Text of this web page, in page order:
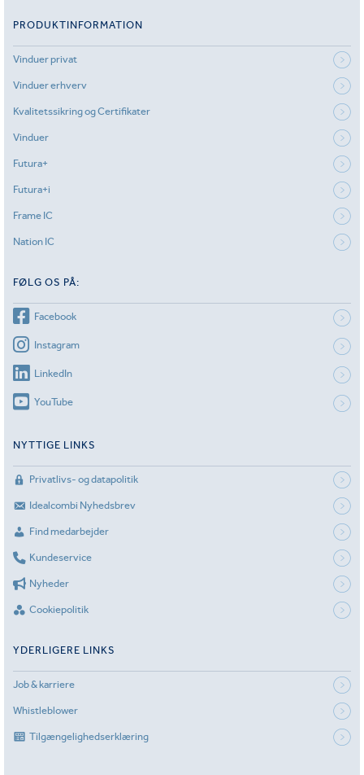
PRODUKTINFORMATION
Vinduer privat
Vinduer erhverv
Kvalitetssikring og Certifikater
Vinduer
Futura+
Futura+i
Frame IC
Nation IC
FØLG OS PÅ:
Facebook
Instagram
LinkedIn
YouTube
NYTTIGE LINKS
Privatlivs- og datapolitik
Idealcombi Nyhedsbrev
Find medarbejder
Kundeservice
Nyheder
Cookiepolitik
YDERLIGERE LINKS
Job & karriere
Whistleblower
Tilgængelighedserklæring